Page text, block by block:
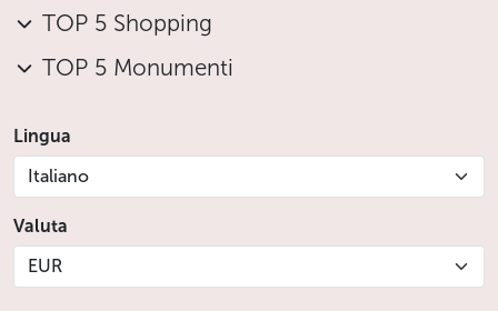
TOP 5 Shopping
TOP 5 Monumenti
Lingua
Italiano
Valuta
EUR